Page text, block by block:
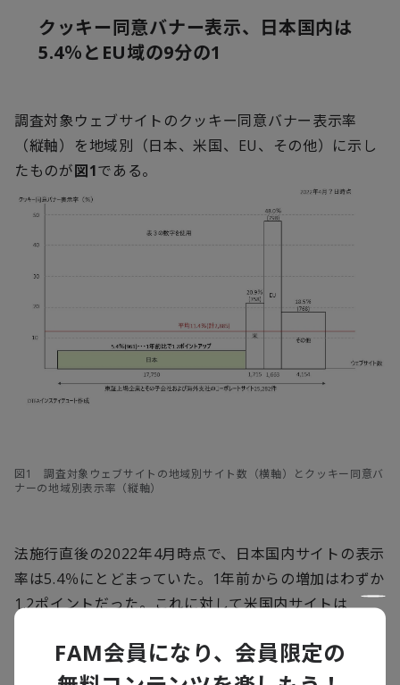
クッキー同意バナー表示、日本国内は
5.4％と EU域の9分の1
調査対象ウェブサイトのクッキー同意バナー表示率
（縦軸）を地域別（日本、米国、 EU、その他）に示し
たものが図1である。
図1 調査対象ウェブサイトの地域別サイト数（横軸）とクッキー同意バ
ナーの地域別表示率（縦軸）
法施行直後の2022年4月時点で、日本国内サイトの表示
率は5.4％にとどまっていた。 1年前からの増加はわずか
1.2ポイントだった。これに対して米国内サイトは
る。特にEUでは2018年5月に施行された一般データ保
護規則（General Data Protection Regulation,
FAM会員になり、会員限定の